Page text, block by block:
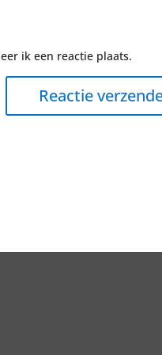
ik een reactie plaats.